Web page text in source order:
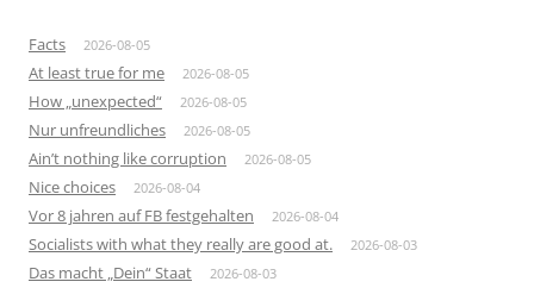
Facts 2026-08-05
At least true for me 2026-08-05
How „unexpected“ 2026-08-05
Nur unfreundliches 2026-08-05
Ain’t nothing like corruption 2026-08-05
Nice choices 2026-08-04
Vor 8 jahren auf FB festgehalten 2026-08-04
Socialists with what they really are good at. 2026-08-03
Das macht „Dein“ Staat 2026-08-03